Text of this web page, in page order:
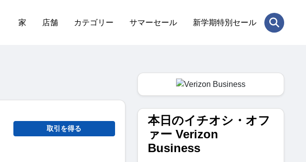
家 店舗 カテゴリー サマーセール 新学期特別セール
取引を得る
本日のイチオシ・オフ
ァー Verizon
Business